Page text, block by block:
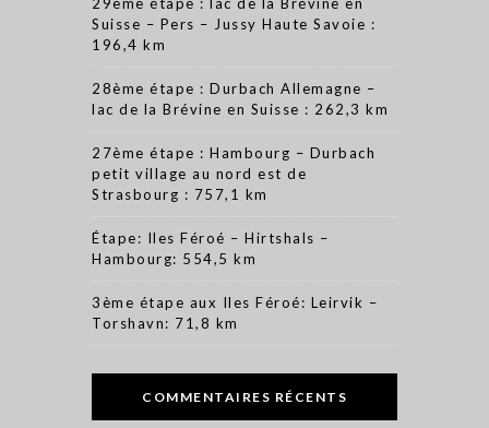
Suisse – Pers – Jussy Haute Savoie :
196,4 km
28ème étape : Durbach Allemagne –
lac de la Brévine en Suisse : 262,3 km
27ème étape : Hambourg – Durbach
petit village au nord est de
Strasbourg : 757,1 km
Étape: Iles Féroé – Hirtshals –
Hambourg: 554,5 km
3ème étape aux Iles Féroé: Leirvik –
Torshavn: 71,8 km
COMMENTAIRES RÉCENTS